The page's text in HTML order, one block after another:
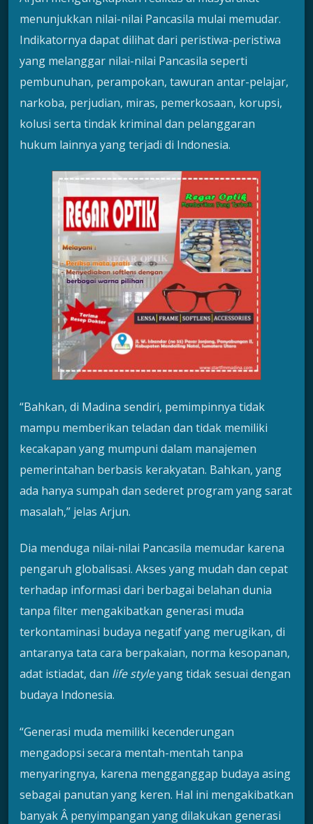
menunjukkan nilai-nilai Pancasila mulai memudar.
Indikatornya dapat dilihat dari peristiwa-peristiwa
yang melanggar nilai-nilai Pancasila seperti
pembunuhan, perampokan, tawuran antar-pelajar,
narkoba, perjudian, miras, pemerkosaan, korupsi,
kolusi serta tindak kriminal dan pelanggaran
hukum lainnya yang terjadi di Indonesia.
“Bahkan, di Madina sendiri, pemimpinnya tidak
mampu memberikan teladan dan tidak memiliki
kecakapan yang mumpuni dalam manajemen
pemerintahan berbasis kerakyatan. Bahkan, yang
ada hanya sumpah dan sederet program yang sarat
masalah,” jelas Arjun.
Dia menduga nilai-nilai Pancasila memudar karena
pengaruh globalisasi. Akses yang mudah dan cepat
terhadap informasi dari berbagai belahan dunia
tanpa filter mengakibatkan generasi muda
terkontaminasi budaya negatif yang merugikan, di
antaranya tata cara berpakaian, norma kesopanan,
adat istiadat, dan life styleyang tidak sesuai dengan
budaya Indonesia.
“Generasi muda memiliki kecenderungan
mengadopsi secara mentah-mentah tanpa
menyaringnya, karena mengganggap budaya asing
sebagai panutan yang keren. Hal ini mengakibatkan
banyak Â penyimpangan yang dilakukan generasi